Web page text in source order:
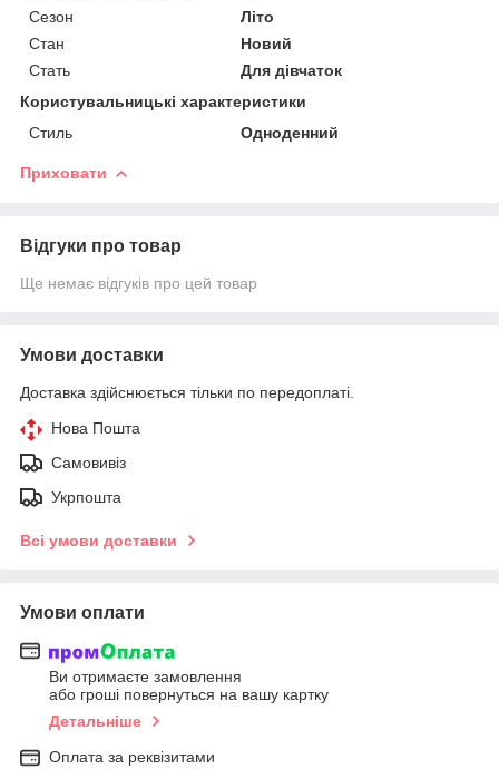
Сезон
Літо
Стан
Новий
Стать
Для дівчаток
Користувальницькі характеристики
Стиль
Одноденний
Приховати
Відгуки про товар
Ще немає відгуків про цей товар
Умови доставки
Доставка здійснюється тільки по передоплаті.
Нова Пошта
Самовивіз
Укрпошта
Всі умови доставки
Умови оплати
Ви отримаєте замовлення
або гроші повернуться на вашу картку
Детальніше
Оплата за реквізитами